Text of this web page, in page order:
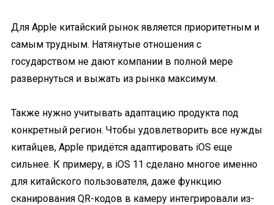
Для Apple китайский рынок является приоритетным и
самым трудным. Натянутые отношения с
государством не дают компании в полной мере
развернуться и выжать из рынка максимум.
Также нужно учитывать адаптацию продукта под
конкретный регион. Чтобы удовлетворить все нужды
китайцев, Apple придётся адаптировать iOS еще
сильнее. К примеру, в iOS 11 сделано многое именно
для китайского пользователя, даже функцию
сканирования QR-кодов в камеру интегрировали из-